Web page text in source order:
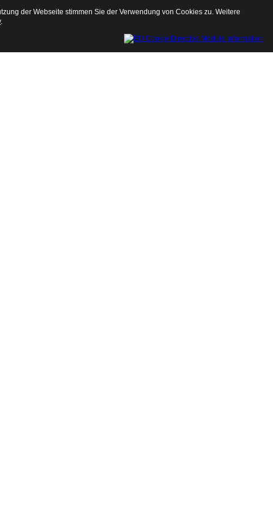
der Webseite stimmen Sie der Verwendung von Cookies zu. Weitere
.